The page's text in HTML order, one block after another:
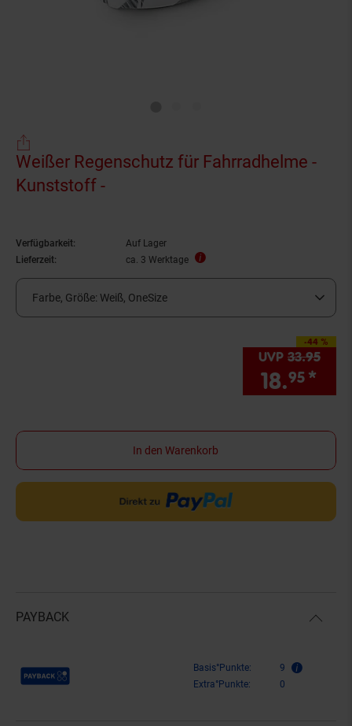
Weißer Regenschutz für Fahrradhelme -
Kunststoff -
Verfügbarkeit:
Auf Lager
Lieferzeit:
ca. 3 Werktage
Farbe, Größe: Weiß, OneSize
-44 %
Sie Sparen 44
UVP 33.95
18.95 *
In den Warenkorb
PAYBACK
Payback Punkte Basis°Punkte:
9
Extra°Punkte:
0